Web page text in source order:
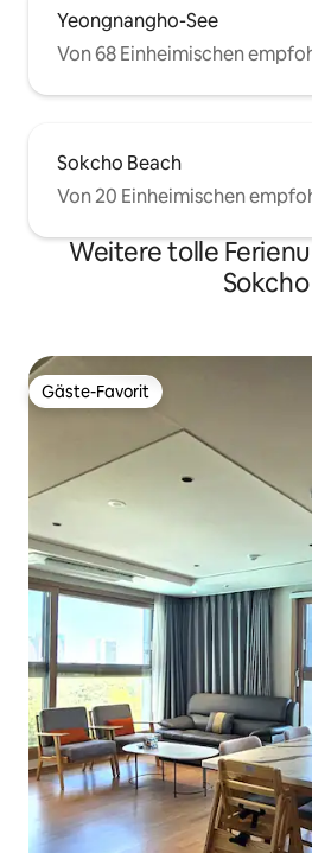
Yeongnangho-See
Von 68 Einheimischen
Sokcho Beach
Von 20 Einheimischen
Weitere tolle
Sokcho
Gäste-Favorit
Gäste-Favorit